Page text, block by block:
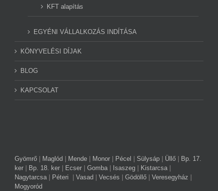
KFT alapítás
EGYÉNI VÁLLALKOZÁS INDÍTÁSA
KÖNYVELÉSI DÍJAK
BLOG
KAPCSOLAT
Gyömrő Maglód Mende Monor Pécel Sülysáp Üllő
Bp. 17.
ker
Bp. 18. ker Ecser Gomba Isaszeg Kistarcsa
Nagytarcsa
Péteri Vasad Vecsés Gödöllő Veresegyház
Mogyoród